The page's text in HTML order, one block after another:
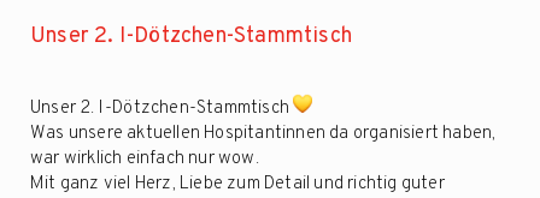
Unser 2. I-Dötzchen-Stammtisch
Unser 2. I-Dötzchen-Stammtisch
Was unsere aktuellen Hospitantinnen da organisiert haben,
war wirklich einfach nur wow.
Mit ganz viel Herz, Liebe zum Detail und richtig guter